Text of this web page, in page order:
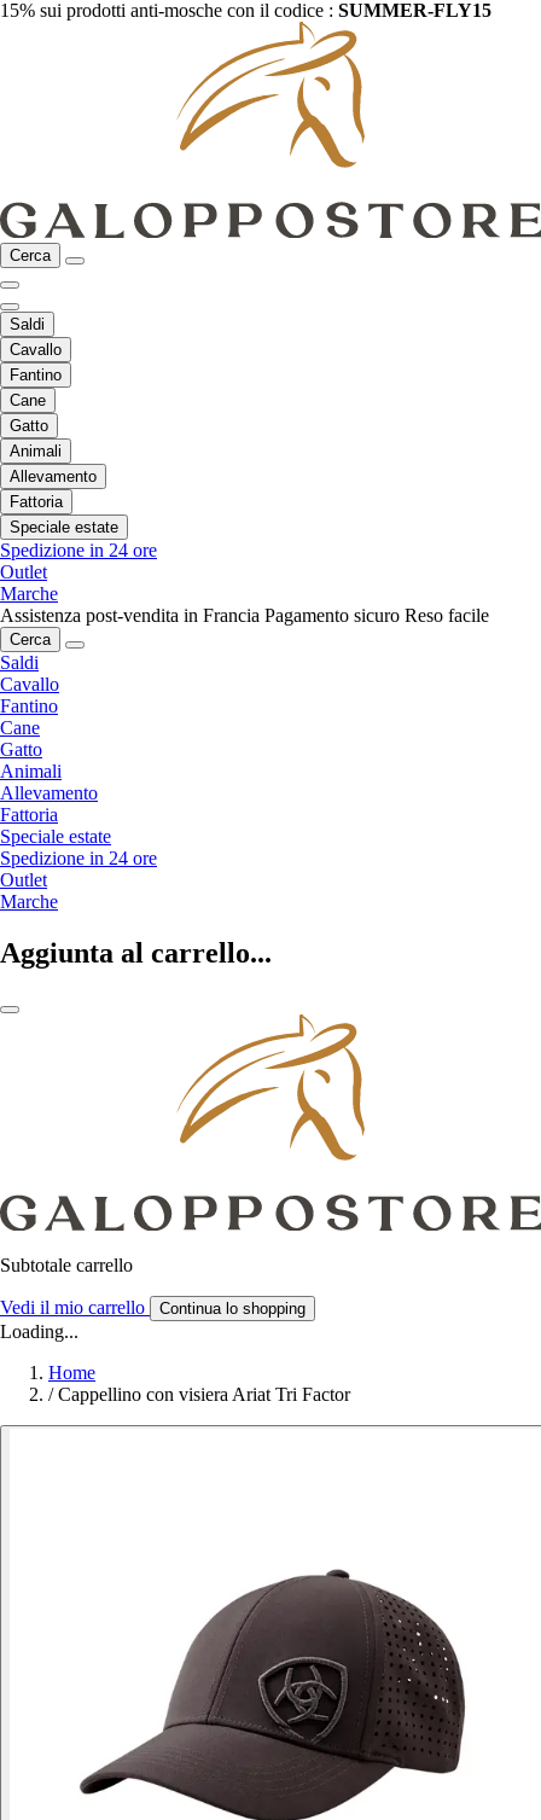
15% sui prodotti anti-mosche con il codice : SUMMER-FLY15
Cerca
Saldi
Cavallo
Fantino
Cane
Gatto
Animali
Allevamento
Fattoria
Speciale estate
Spedizione in 24 ore
Outlet
Marche
Assistenza post-vendita in Francia Pagamento sicuro Reso facile
Cerca
Saldi
Cavallo
Fantino
Cane
Gatto
Animali
Allevamento
Fattoria
Speciale estate
Spedizione in 24 ore
Outlet
Marche
Aggiunta al carrello...
Subtotale carrello
Vedi il mio carrello Continua lo shopping
Loading...
Home
/ Cappellino con visiera Ariat Tri Factor